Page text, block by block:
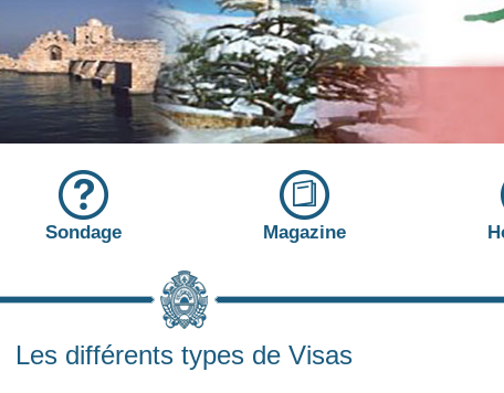
Sondage Magazine
Les différents types de Visas